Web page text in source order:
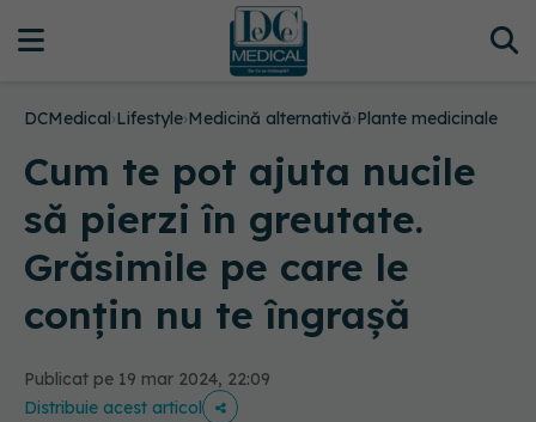
DCMedical›Lifestyle›Medicină alternativă›Plante medicinale
Cum te pot ajuta nucile
să pierzi în greutate.
Grăsimile pe care le
conțin nu te îngrașă
Publicat pe 19 mar 2024, 22:09
Distribuie acest articol